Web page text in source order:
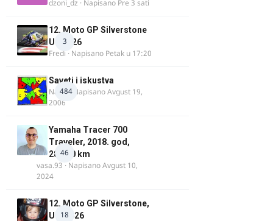
dzoni_dz · Napisano Pre 3 sati
3
12. Moto GP Silverstone
UK 2026
Fredi · Napisano Petak u 17:20
484
Saveti i iskustva
Najzli· NapisanoAvgust 19,
2006
46
Yamaha Tracer 700
Traveler, 2018. god,
28.100 km
vasa.93 · NapisanoAvgust 10,
2024
18
12. Moto GP Silverstone,
UK, 2026